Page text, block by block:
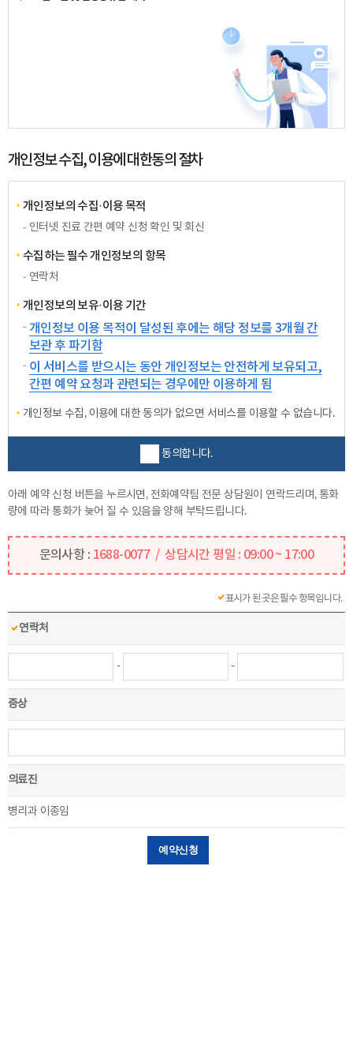
개인정보 수집, 이용에 대한동의 절차
개인정보의 수집·이용 목적
인터넷 진료 간편 예약 신청 확인 및 회신
수집하는 필수 개인정보의 항목
연락처
개인정보의 보유·이용 기간
개인정보 이용 목적이 달성된 후에는 해당 정보를 3개월 간
보관 후 파기함
이 서비스를 받으시는 동안 개인정보는 안전하게 보유되고,
간편 예약 요청과 관련되는 경우에만 이용하게 됨
개인정보 수집, 이용에 대한 동의가 없으면 서비스를 이용할 수 없습니다.
동의합니다.
아래 예약 신청 버튼을 누르시면, 전화예약팀 전문 상담원이 연락드리며, 통화
량에 따라 통화가 늦어 질 수 있음을 양해 부탁드립니다.
문의사항 : 1688-0077 / 상담시간 평일 : 09:00 ~ 17:00
표시가 된 곳은 필수 항목입니다.
연락처
- -
증상
의료진
병리과 이종임